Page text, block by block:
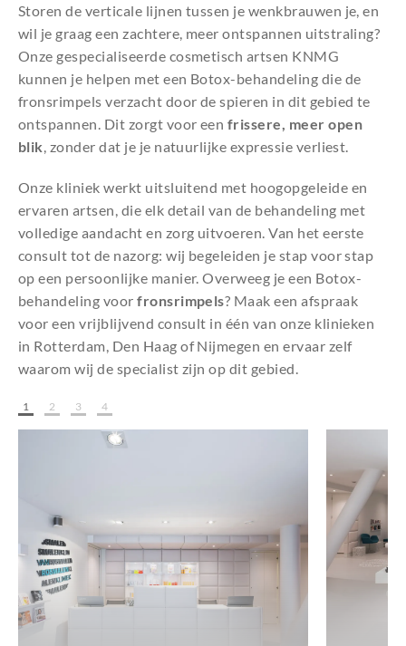
Storen de verticale lijnen tussen je wenkbrauwen je, en
wil je graag een zachtere, meer ontspannen uitstraling?
Onze gespecialiseerde cosmetisch artsen KNMG
kunnen je helpen met een Botox-behandeling die de
fronsrimpels verzacht door de spieren in dit gebied te
ontspannen. Dit zorgt voor een frissere, meer open
blik, zonder dat je je natuurlijke expressie verliest.
Onze kliniek werkt uitsluitend met hoogopgeleide en
ervaren artsen, die elk detail van de behandeling met
volledige aandacht en zorg uitvoeren. Van het eerste
consult tot de nazorg: wij begeleiden je stap voor stap
op een persoonlijke manier. Overweeg je een Botox-
behandeling voorfronsrimpels? Maak een afspraak
voor een vrijblijvend consult in één van onze klinieken
in Rotterdam, Den Haag of Nijmegen en ervaar zelf
waarom wij de specialist zijn op dit gebied.
1 2 3 4